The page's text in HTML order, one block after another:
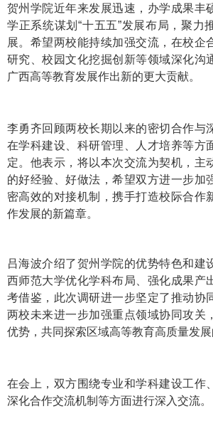
贺州学院近年来发展迅速，办学成果丰
学正系统谋划“十五五”发展布局，聚力
展。希望两校能持续加强交流，在校企
研究、校园文化挖掘创新等领域深化沟
广西高等教育发展作出新的更大贡献。
李勇齐回顾两校长期以来的密切合作与
在学科建设、科研管理、人才培养等方
定。他表示，将以本次交流为契机，主
的好经验、好做法，希望双方进一步加
密高效的对接机制，携手打造校际合作
作发展的新篇章。
吕海波介绍了贺州学院的优势特色和建
西师范大学优化学科布局、强化成果产
考借鉴，此次调研进一步坚定了推动协
两校未来进一步加强重点领域协同攻关
优势，共同探索区域高等教育高质量发展
在会上，双方围绕专业和学科建设工作
深化合作交流机制等方面进行深入交流。